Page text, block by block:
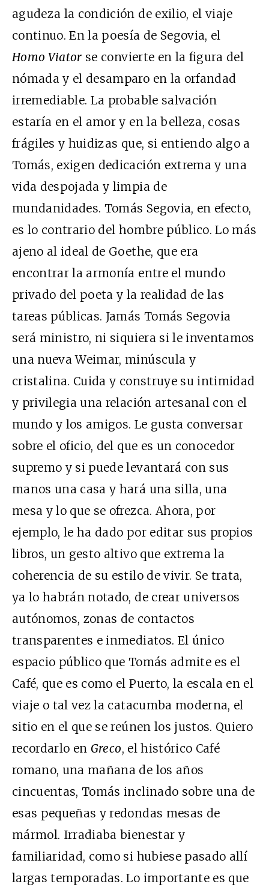
agudeza la condición de exilio, el viaje
continuo. En la poesía de Segovia, el
Homo Viator se convierte en la figura del
nómada y el desamparo en la orfandad
irremediable. La probable salvación
estaría en el amor y en la belleza, cosas
frágiles y huidizas que, si entiendo algo a
Tomás, exigen dedicación extrema y una
vida despojada y limpia de
mundanidades. Tomás Segovia, en efecto,
es lo contrario del hombre público. Lo más
ajeno al ideal de Goethe, que era
encontrar la armonía entre el mundo
privado del poeta y la realidad de las
tareas públicas. Jamás Tomás Segovia
será ministro, ni siquiera si le inventamos
una nueva Weimar, minúscula y
cristalina. Cuida y construye su intimidad
y privilegia una relación artesanal con el
mundo y los amigos. Le gusta conversar
sobre el oficio, del que es un conocedor
supremo y si puede levantará con sus
manos una casa y hará una silla, una
mesa y lo que se ofrezca. Ahora, por
ejemplo, le ha dado por editar sus propios
libros, un gesto altivo que extrema la
coherencia de su estilo de vivir. Se trata,
ya lo habrán notado, de crear universos
autónomos, zonas de contactos
transparentes e inmediatos. El único
espacio público que Tomás admite es el
Café, que es como el Puerto, la escala en el
viaje o tal vez la catacumba moderna, el
sitio en el que se reúnen los justos. Quiero
recordarlo en Greco, el histórico Café
romano, una mañana de los años
cincuentas, Tomás inclinado sobre una de
esas pequeñas y redondas mesas de
mármol. Irradiaba bienestar y
familiaridad, como si hubiese pasado allí
largas temporadas. Lo importante es que